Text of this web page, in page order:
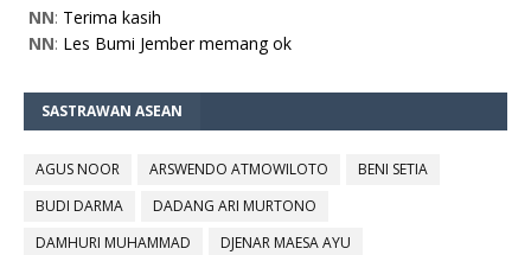
NN: Terima kasih
NN: Les Bumi Jember memang ok
SASTRAWAN ASEAN
AGUS NOOR ARSWENDO ATMOWILOTO
BENI SETIA
BUDI DARMA
DADANG ARI MURTONO
DAMHURI MUHAMMAD
DJENAR MAESA AYU